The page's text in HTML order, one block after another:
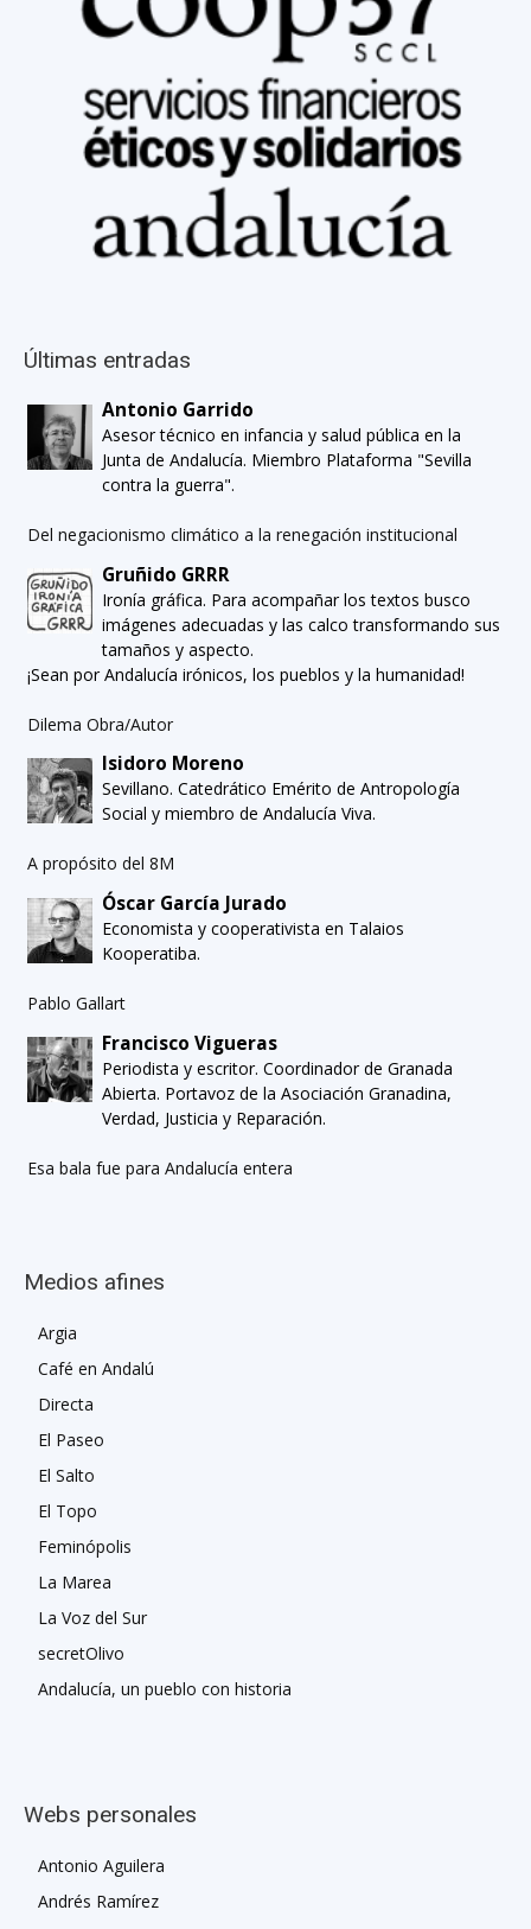
Últimas entradas
Antonio Garrido
Asesor técnico en infancia y salud pública en la
Junta de Andalucía. Miembro Plataforma "Sevilla
contra la guerra".
Del negacionismo climático a la renegación institucional
Gruñido GRRR
Ironía gráfica. Para acompañar los textos busco
imágenes adecuadas y las calco transformando sus
tamaños y aspecto.
¡Sean por Andalucía irónicos, los pueblos y la humanidad!
Dilema Obra/Autor
Isidoro Moreno
Sevillano. Catedrático Emérito de Antropología
Social y miembro de Andalucía Viva.
A propósito del 8M
Óscar García Jurado
Economista y cooperativista en Talaios
Kooperatiba.
Pablo Gallart
Francisco Vigueras
Periodista y escritor. Coordinador de Granada
Abierta. Portavoz de la Asociación Granadina,
Verdad, Justicia y Reparación.
Esa bala fue para Andalucía entera
Medios afines
Argia
Café en Andalú
Directa
El Paseo
El Salto
El Topo
Feminópolis
La Marea
La Voz del Sur
secretOlivo
Andalucía, un pueblo con historia
Webs personales
Antonio Aguilera
Andrés Ramírez